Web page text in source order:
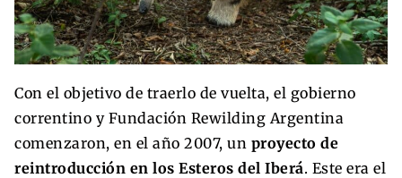
Con el objetivo de traerlo de vuelta, el gobierno
correntino y Fundación Rewilding Argentina
comenzaron, en el año 2007, un proyecto de
reintroducción en los Esteros del Iberá. Este era el